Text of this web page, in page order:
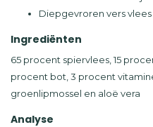
Diepgevroren vers
Ingrediënten
65 procent spiervlees, 15
procent bot, 3 procent
groenlipmossel en aloë vera
Analyse